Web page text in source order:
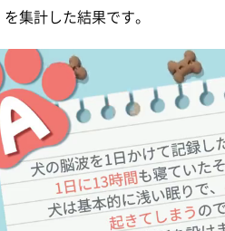
集計した結果です。